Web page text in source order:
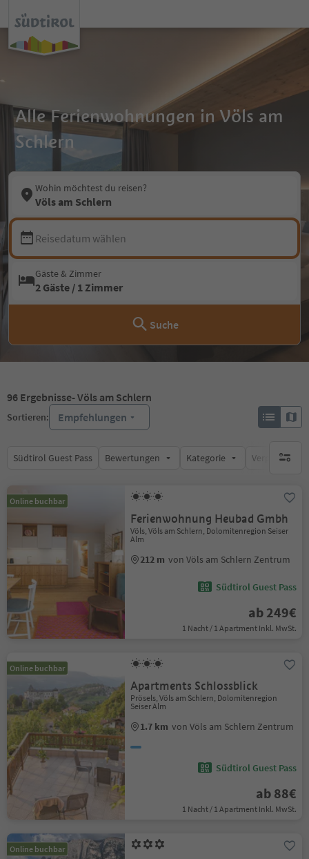
Alle Ferienwohnungen in Völs am
Schlern
Wohin möchtest du reisen?
Völs am Schlern
Reisedatum wählen
Gäste & Zimmer
2 Gäste / 1 Zimmer
Suche
96 Ergebnisse- Völs am Schlern
Sortieren: Empfehlungen
Südtirol Guest Pass Bewertungen Kategorie keine
Online buchbar
Ferienwohnung Heubad Gmbh
Völs, Völs am Schlern, Dolomitenregion Seiser
Alm
212 m von Völs am Schlern Zentrum
Südtirol Guest Pass
ab 249€
1 Nacht / 1 Apartment Inkl. MwSt.
Online buchbar
Apartments Schlossblick
Prösels, Völs am Schlern, Dolomitenregion
Seiser Alm
1.7 km von Völs am Schlern Zentrum
Südtirol Guest Pass
ab 88€
1 Nacht / 1 Apartment Inkl. MwSt.
Online buchbar